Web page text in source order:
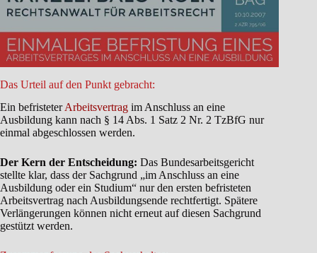
Das Urteil auf den Punkt gebracht:
Ein befristeterArbeitsvertrag im Anschluss an eine
Ausbildung kann nach § 14 Abs. 1 Satz 2 Nr. 2 TzBfG nur
einmal abgeschlossen werden.
Der Kern der Entscheidung: Das Bundesarbeitsgericht
stellte klar, dass der Sachgrund „im Anschluss an eine
Ausbildung oder ein Studium“ nur den ersten befristeten
Arbeitsvertrag nach Ausbildungsende rechtfertigt. Spätere
Verlängerungen können nicht erneut auf diesen Sachgrund
gestützt werden.